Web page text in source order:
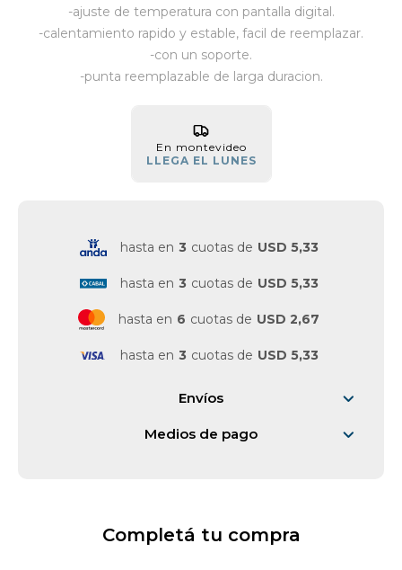
-ajuste de temperatura con pantalla digital.
-calentamiento rapido y estable, facil de reemplazar.
-con un soporte.
-punta reemplazable de larga duracion.
En montevideo
LLEGA EL LUNES
hasta en 3 cuotas de USD 5,33
hasta en 3 cuotas de USD 5,33
hasta en 6 cuotas de USD 2,67
hasta en 3 cuotas de USD 5,33
Envíos
Medios de pago
Completá tu compra